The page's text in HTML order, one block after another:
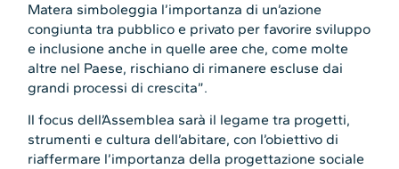
Matera simboleggia l’importanza di un’azione
congiunta tra pubblico e privato per favorire sviluppo
e inclusione anche in quelle aree che, come molte
altre nel Paese, rischiano di rimanere escluse dai
grandi processi di crescita”.
Il focus dell’Assemblea sarà il legame tra progetti,
strumenti e cultura dell’abitare, con l’obiettivo di
riaffermare l’importanza della progettazione sociale